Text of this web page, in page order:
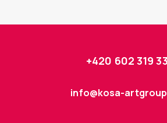
+420 602 319
info@kosa-